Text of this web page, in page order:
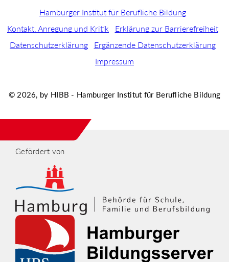
Hamburger Institut für Berufliche Bildung
Kontakt, Anregung und Kritik
Erklärung zur Barrierefreiheit
Datenschutzerklärung
Ergänzende Datenschutzerklärung
Impressum
© 2026, by HIBB - Hamburger Institut für Berufliche Bildung
Gefördert von